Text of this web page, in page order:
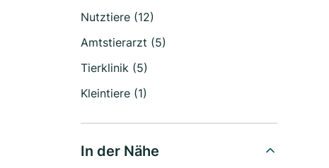
Nutztiere (12)
Amtstierarzt (5)
Tierklinik (5)
Kleintiere (1)
In der Nähe